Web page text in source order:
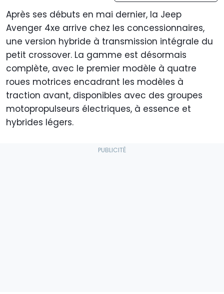
Après ses débuts en mai dernier, la Jeep
Avenger 4xe arrive chez les concessionnaires,
une version hybride à transmission intégrale du
petit crossover. La gamme est désormais
complète, avec le premier modèle à quatre
roues motrices encadrant les modèles à
traction avant, disponibles avec des groupes
motopropulseurs électriques, à essence et
hybrides légers.